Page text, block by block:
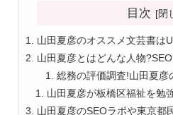
目次
山田夏彦のオススメ文芸書は
山田夏彦とはどんな人物
総務の評価調査!山田夏彦
山田夏彦が板橋区福祉を勉
山田夏彦のSEOラボや東京都